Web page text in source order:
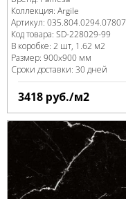
Коллекция: Argile
Артикул: 035.804.0294.07807
Код товара: SD-228029-99
В коробке: 2 шт, 1.62 м2
Размер: 900x900 мм
Сроки доставки: 30 дней
3418 руб./м2